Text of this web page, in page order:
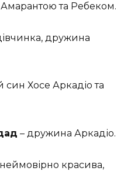
та Ребеком.
дружина
Хосе Аркадіо та
– дружина Аркадіо.
неймовірно красива,